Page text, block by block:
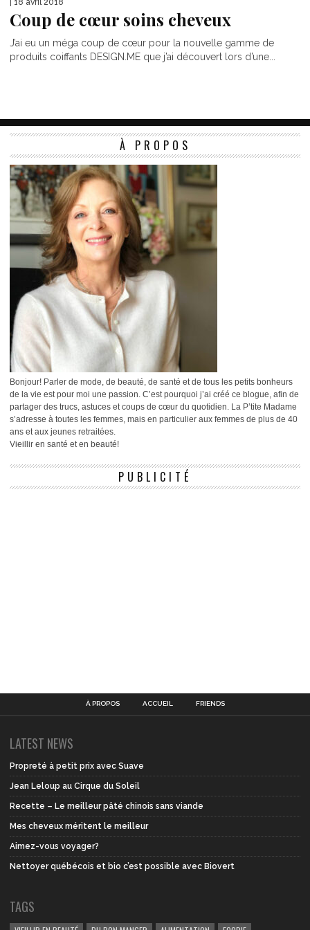
| 18 avril 2018
Coup de cœur soins cheveux
J’ai eu un méga coup de cœur pour la nouvelle gamme de
produits coiffants DESIGN.ME que j’ai découvert lors d’une...
À PROPOS
Bonjour! Parler de mode, de beauté, de santé et de tous les petits bonheurs
de la vie est pour moi une passion. C’est pourquoi j’ai créé ce blogue, afin de
partager des trucs, astuces et coups de cœur du quotidien. La P’tite Madame
s’adresse à toutes les femmes, mais en particulier aux femmes de plus de 40
ans et aux jeunes retraitées.
Vieillir en santé et en beauté!
PUBLICITÉ
À PROPOS ACCUEIL FRIENDS
LATEST NEWS
Propreté à petit prix avec Suave
Jean Leloup au Cirque du Soleil
Recette – Le meilleur pâté chinois sans viande
Mes cheveux méritent le meilleur
Aimez-vous voyager?
Nettoyer québécois et bio c’est possible avec Biovert
TAGS